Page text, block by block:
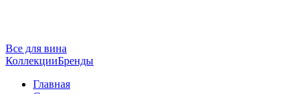
Все для вина
КоллекцииБренды
Главная